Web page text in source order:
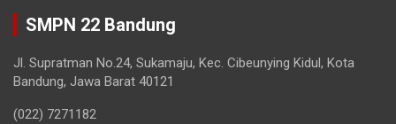
SMPN 22 Bandung
Jl. Supratman No.24, Sukamaju, Kec. Cibeunying Kidul, Kota
Bandung, Jawa Barat 40121
(022) 7271182